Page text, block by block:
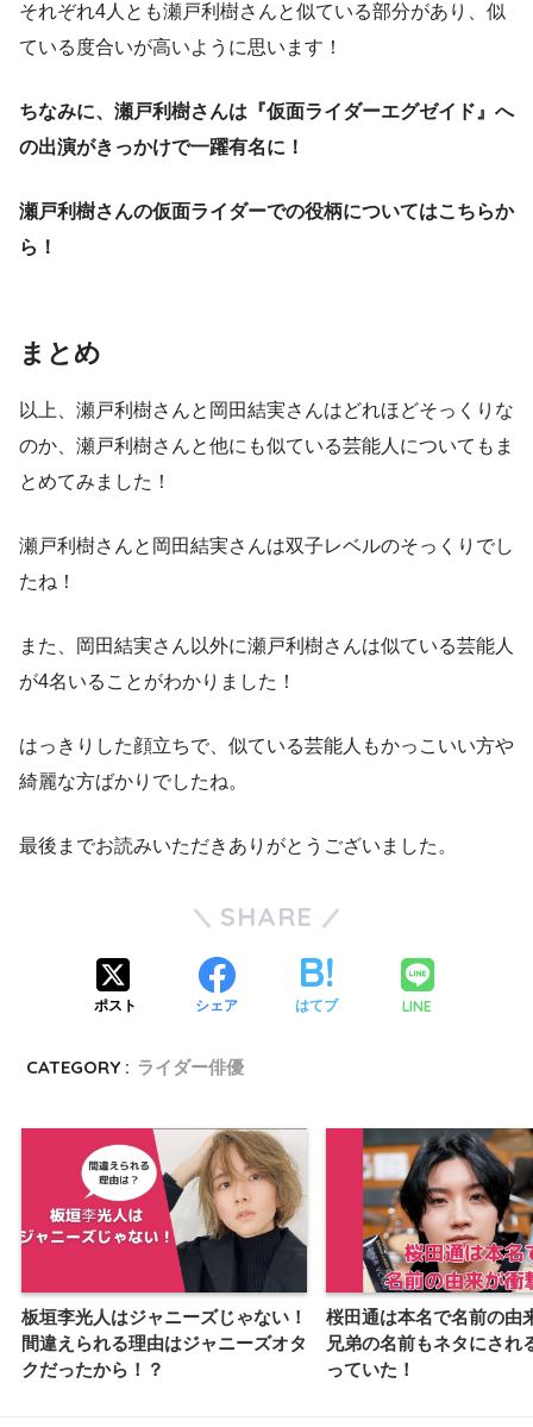
それぞれ4人とも瀬戸利樹さんと似ている部分があり、似
ている度合いが高いように思います！
ちなみに、瀬戸利樹さんは『仮面ライダーエグゼイド』へ
の出演がきっかけで一躍有名に！
瀬戸利樹さんの仮面ライダーでの役柄についてはこちらか
ら！
まとめ
以上、瀬戸利樹さんと岡田結実さんはどれほどそっくりな
のか、瀬戸利樹さんと他にも似ている芸能人についてもま
とめてみました！
瀬戸利樹さんと岡田結実さんは双子レベルのそっくりでし
たね！
また、岡田結実さん以外に瀬戸利樹さんは似ている芸能人
が4名いることがわかりました！
はっきりした顔立ちで、似ている芸能人もかっこいい方や
綺麗な方ばかりでしたね。
最後までお読みいただきありがとうございました。
SHARE
ポスト シェア はてブ LINE
CATEGORY : ライダー俳優
板垣李光人はジャニーズじゃない！
間違えられる理由はジャニーズオタ
クだったから！？
桜田通は本名で名前の由
兄弟の名前もネタにされ
っていた！